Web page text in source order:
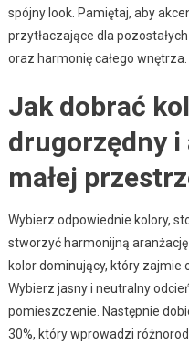
spójny look. Pamiętaj, aby
przytłaczające dla
oraz harmonię całego wnętrza.
Jak dobrać
drugorzędny
małej
Wybierz odpowiednie kolory,
stworzyć harmonijną
kolor dominujący, który zajmie
Wybierz jasny i neutralny
pomieszczenie. Następnie
30%, który wprowadzi